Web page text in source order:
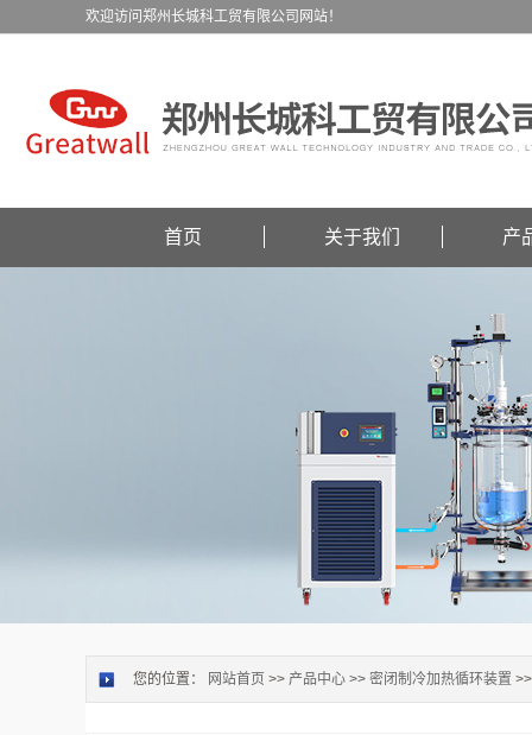
欢迎访问郑州长城科工贸有限公司网站！
首页 关于我们 产
您的位置： 网站首页 >> 产品中心 >> 密闭制冷加热循环装置